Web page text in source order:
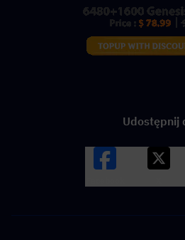
Udostępnij